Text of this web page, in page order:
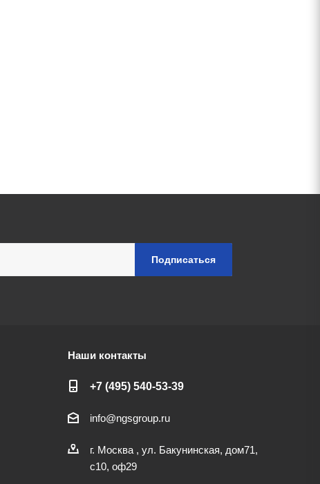
Наши контакты
+7 (495) 540-53-39
info@ngsgroup.ru
г. Москва , ул. Бакунинская, дом71,
с10, оф29